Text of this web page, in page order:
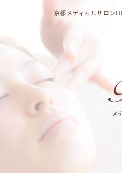
京都メディカルサロン